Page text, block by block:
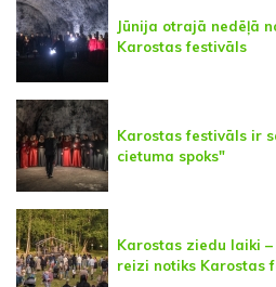
Jūnija otrajā nedēļā
Karostas festivāls
Karostas festivāls ir
cietuma spoks"
Karostas ziedu laiki
reizi notiks Karostas